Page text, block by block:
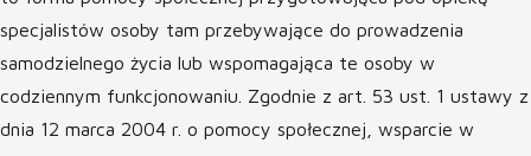
specjalistów osoby tam przebywające do prowadzenia
samodzielnego życia lub wspomagająca te osoby w
codziennym funkcjonowaniu. Zgodnie z art. 53 ust. 1 ustawy z
dnia 12 marca 2004 r. o pomocy społecznej, wsparcie w